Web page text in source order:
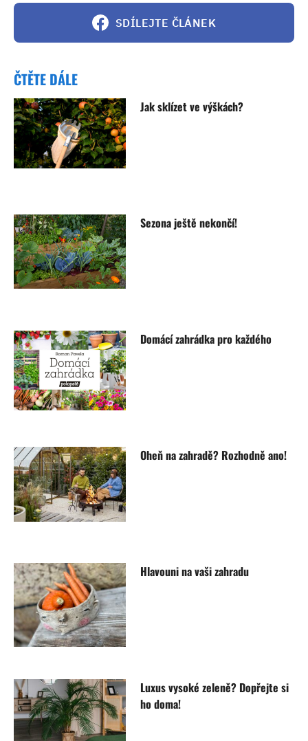
SDÍLEJTE ČLÁNEK
ČTĚTE DÁLE
Jak sklízet ve výškách?
Sezona ještě nekončí!
Domácí zahrádka pro každého
Oheň na zahradě? Rozhodně ano!
Hlavouni na vaši zahradu
Luxus vysoké zeleně? Dopřejte si
ho doma!